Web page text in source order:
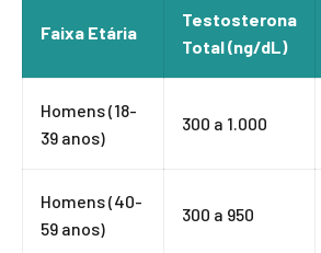
Faixa Etária
Testosterona
Total (ng/dL)
Homens (18-
39 anos)
300 a 1.000
Homens (40-
59 anos)
300 a 950